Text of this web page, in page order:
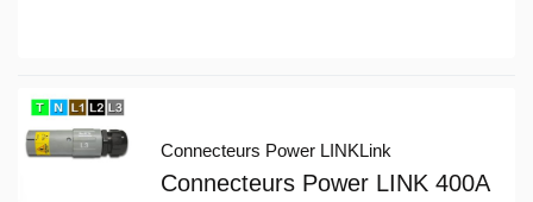
Connecteurs Power LINKLink
Connecteurs Power LINK 400A